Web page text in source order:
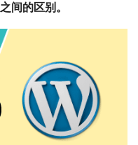
间的区别。